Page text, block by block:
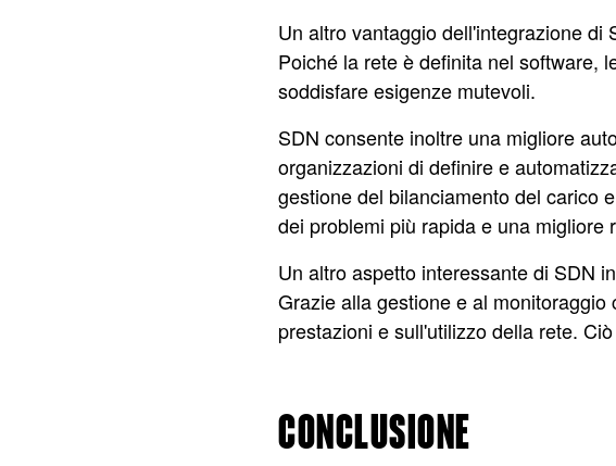
Un altro vantaggio dell'integrazione
Poiché la rete è definita nel software,
soddisfare esigenze mutevoli.
SDN consente inoltre una migliore
organizzazioni di definire e
gestione del bilanciamento del carico
dei problemi più rapida e una migliore
Un altro aspetto interessante di SDN
Grazie alla gestione e al
prestazioni e sull'utilizzo della rete.
CONCLUSIONE